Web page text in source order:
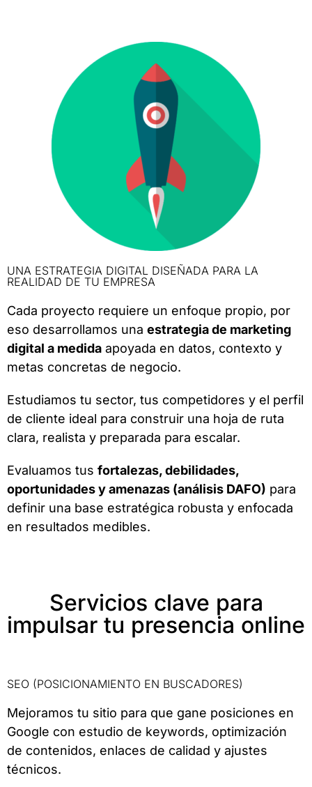
UNA ESTRATEGIA DIGITAL DISEÑADA PARA LA
REALIDAD DE TU EMPRESA
Cada proyecto requiere un enfoque propio, por
eso desarrollamos una estrategia de marketing
digital a medida apoyada en datos, contexto y
metas concretas de negocio.
Estudiamos tu sector, tus competidores y el perfil
de cliente ideal para construir una hoja de ruta
clara, realista y preparada para escalar.
Evaluamos tus fortalezas, debilidades,
oportunidades y amenazas (análisis DAFO) para
definir una base estratégica robusta y enfocada
en resultados medibles.
Servicios clave para
impulsar tu presencia online
SEO (POSICIONAMIENTO EN BUSCADORES)
Mejoramos tu sitio para que gane posiciones en
Google con estudio de keywords, optimización
de contenidos, enlaces de calidad y ajustes
técnicos.